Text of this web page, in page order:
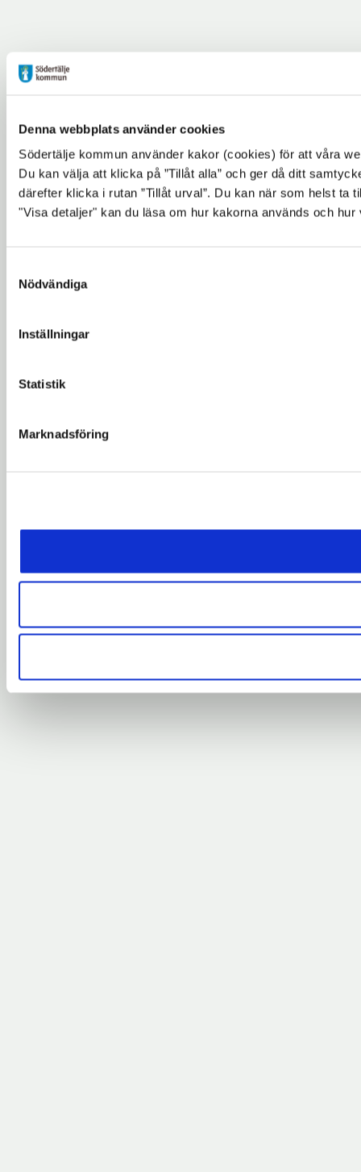
Denna webbplats använder cookies
Södertälje kommun använder kakor (cookies) för att våra
Du kan välja att klicka på ”Tillåt alla” och ger då ditt
därefter klicka i rutan ”Tillåt urval”. Du kan när som helst
"Visa detaljer" kan du läsa om hur kakorna används och
Nödvändiga
Inställningar
Statistik
Marknadsföring